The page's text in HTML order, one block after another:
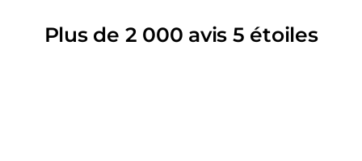
Plus de 2 000 avis 5 étoiles